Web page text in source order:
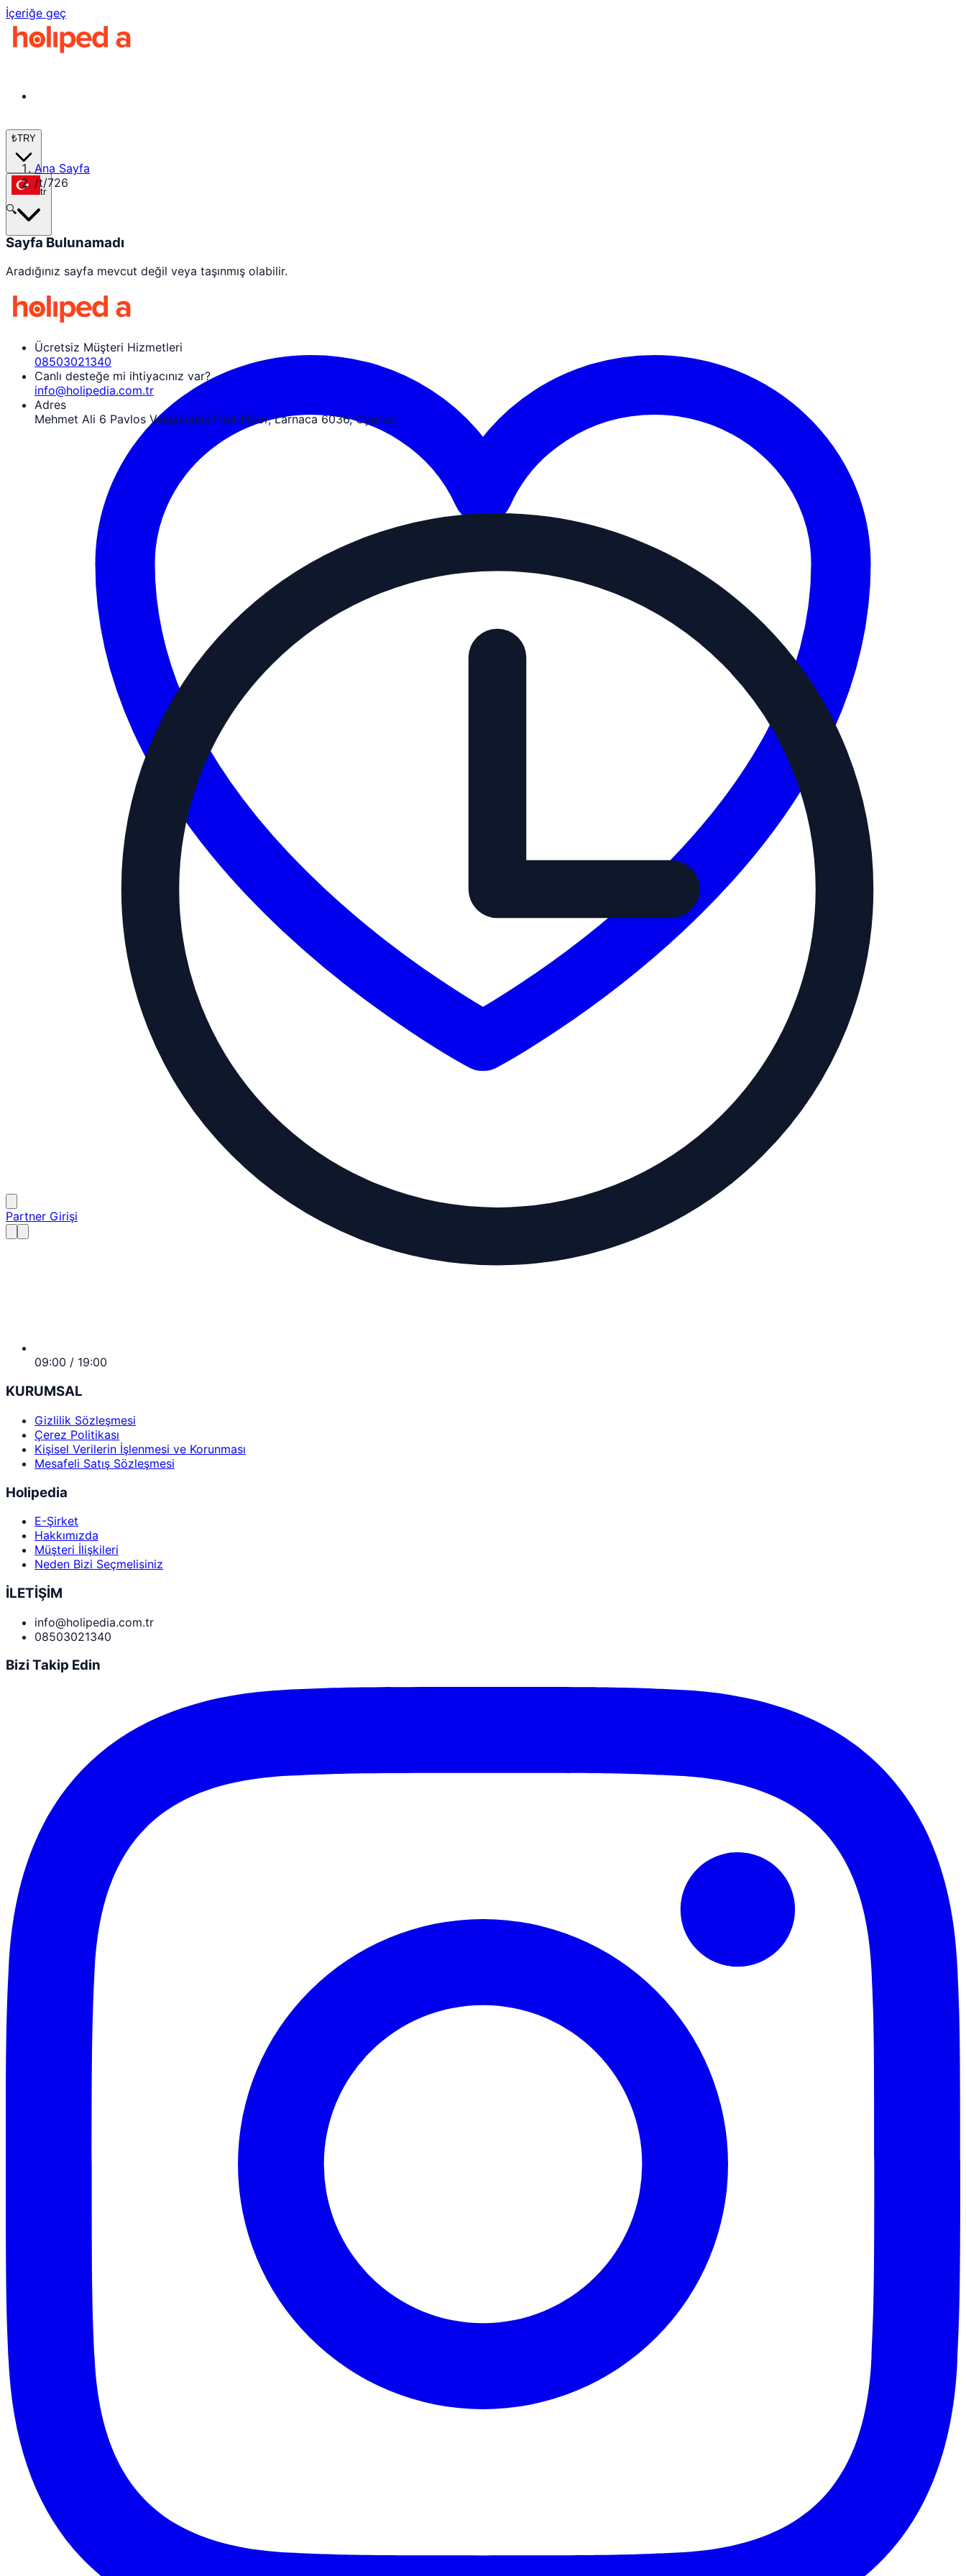
İçeriğe geç
₺TRY
tr
Partner Girişi
Ana Sayfa
/t/726
🔍
Sayfa Bulunamadı
Aradığınız sayfa mevcut değil veya taşınmış olabilir.
Ücretsiz Müşteri Hizmetleri
08503021340
Canlı desteğe mi ihtiyacınız var?
info@holipedia.com.tr
Adres
Mehmet Ali 6 Pavlos Valsamakis First Floor, Larnaca 6036, Cyprus
09:00 / 19:00
KURUMSAL
Gizlilik Sözleşmesi
Çerez Politikası
Kişisel Verilerin İşlenmesi ve Korunması
Mesafeli Satış Sözleşmesi
Holipedia
E-Şirket
Hakkımızda
Müşteri İlişkileri
Neden Bizi Seçmelisiniz
İLETİŞİM
info@holipedia.com.tr
08503021340
Bizi Takip Edin